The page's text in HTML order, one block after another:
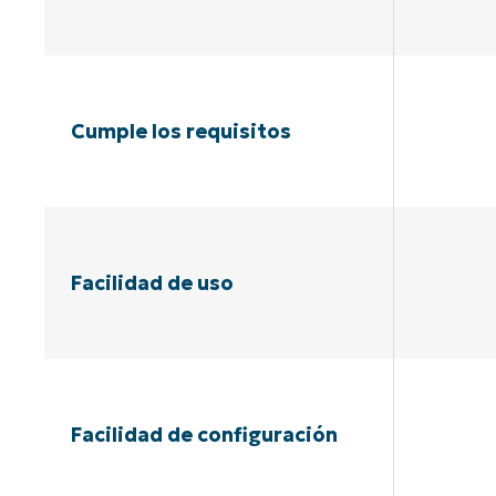
Cumple los requisitos
Facilidad de uso
Facilidad de configuración